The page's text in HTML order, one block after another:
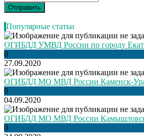
Популярные статьи
ОГИБДД УМВД России по городу
0
27.09.2020
ОГИБДД МО МВД России Каменск-
0
04.09.2020
ОГИБДД МО МВД России
0